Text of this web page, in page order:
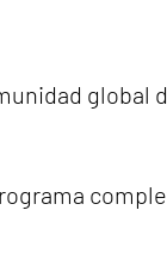
globales para
de todo el
ELLA
global
colaborar
la